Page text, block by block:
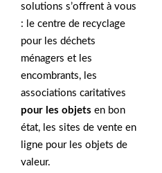
solutions s’offrent à vous
: le centre de recyclage
pour les déchets
ménagers et les
encombrants, les
associations caritatives
pour les objets en bon
état, les sites de vente en
ligne pour les objets de
valeur.